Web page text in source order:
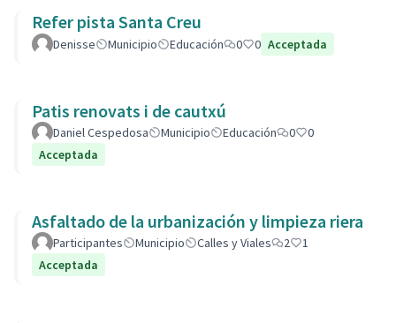
Refer pista Santa Creu
Denisse Municipio Educación 0 0 Acceptada
Patis renovats i de cautxú
Daniel Cespedosa Municipio Educación 0
0
Acceptada
Asfaltado de la urbanización y limpieza riera
Participantes Municipio Calles y Viales 2
1
Acceptada